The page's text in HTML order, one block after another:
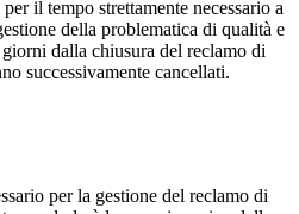
il tempo strettamente necessario a
della problematica di qualità e
dalla chiusura del reclamo di
successivamente cancellati.
per la gestione del reclamo di